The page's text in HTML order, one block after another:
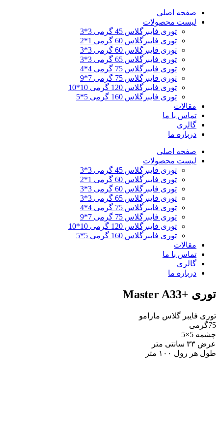
پرش
صفحه اصلی
لیست محصولات
توری فایبرگلاس 45 گرمی 3*3
توری فایبرگلاس 60 گرمی 1*2
توری فایبرگلاس 60 گرمی 3*3
توری فایبرگلاس 65 گرمی 3*3
توری فایبرگلاس 75 گرمی 4*4
توری فایبرگلاس 75 گرمی 7*9
توری فایبرگلاس 120 گرمی 10*10
توری فایبرگلاس 160 گرمی 5*5
مقالات
تماس با ما
گالری
درباره ما
صفحه اصلی
لیست محصولات
توری فایبرگلاس 45 گرمی 3*3
توری فایبرگلاس 60 گرمی 1*2
توری فایبرگلاس 60 گرمی 3*3
توری فایبرگلاس 65 گرمی 3*3
توری فایبرگلاس 75 گرمی 4*4
توری فایبرگلاس 75 گرمی 7*9
توری فایبرگلاس 120 گرمی 10*10
توری فایبرگلاس 160 گرمی 5*5
مقالات
تماس با ما
گالری
درباره ما
توری +Master A33
توری فایبر گلاس مارامو
75گرمی
چشمه 5×5
عرض ۳۳ سانتی متر
طول هر رول ۱۰۰ متر